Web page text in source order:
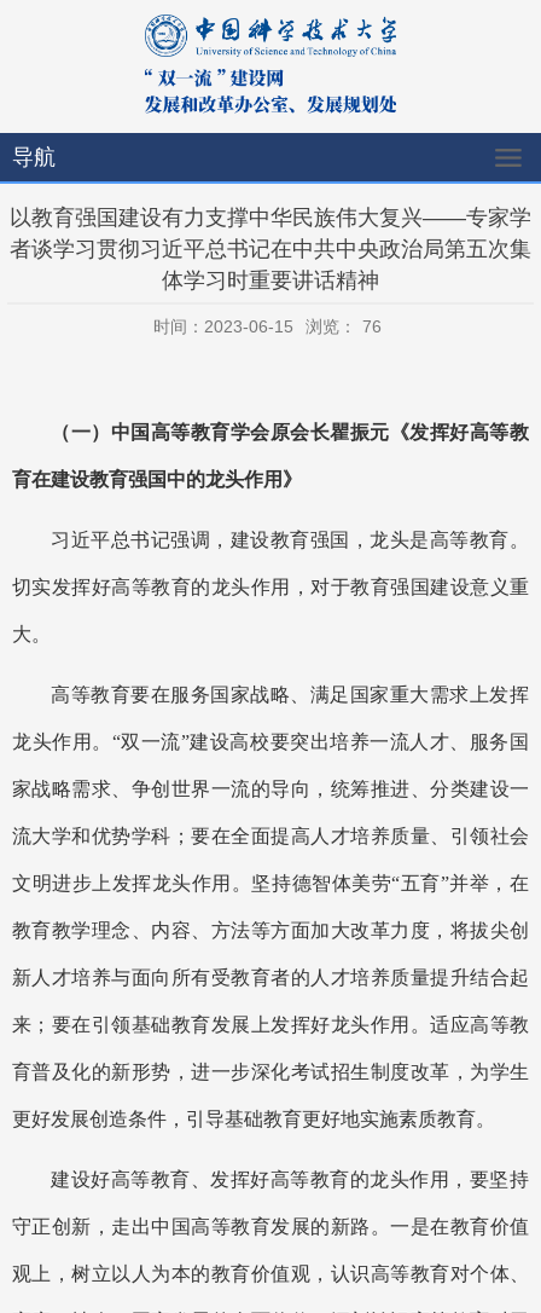
导航
以教育强国建设有力支撑中华民族伟大复兴——专家学
者谈学习贯彻习近平总书记在中共中央政治局第五次集
体学习时重要讲话精神
时间：2023-06-15 浏览： 76
（一）中国高等教育学会原会长瞿振元《发挥好高等教
育在建设教育强国中的龙头作用》
习近平总书记强调，建设教育强国，龙头是高等教育。
切实发挥好高等教育的龙头作用，对于教育强国建设意义重
大。
高等教育要在服务国家战略、满足国家重大需求上发挥
龙头作用。 “双一流”建设高校要突出培养一流人才、服务国
家战略需求、争创世界一流的导向，统筹推进、分类建设一
流大学和优势学科；要在全面提高人才培养质量、引领社会
文明进步上发挥龙头作用。坚持德智体美劳“五育”并举，在
教育教学理念、内容、方法等方面加大改革力度，将拔尖创
新人才培养与面向所有受教育者的人才培养质量提升结合起
来；要在引领基础教育发展上发挥好龙头作用。适应高等教
育普及化的新形势，进一步深化考试招生制度改革，为学生
更好发展创造条件，引导基础教育更好地实施素质教育。
建设好高等教育、发挥好高等教育的龙头作用，要坚持
守正创新，走出中国高等教育发展的新路。一是在教育价值
观上，树立以人为本的教育价值观，认识高等教育对个体、